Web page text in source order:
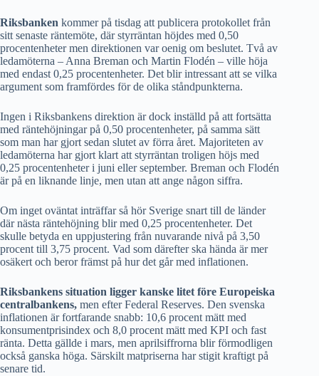
Riksbanken kommer på tisdag att publicera protokollet från
sitt senaste räntemöte, där styrräntan höjdes med 0,50
procentenheter men direktionen var oenig om beslutet. Två av
ledamöterna – Anna Breman och Martin Flodén – ville höja
med endast 0,25 procentenheter. Det blir intressant att se vilka
argument som framfördes för de olika ståndpunkterna.
Ingen i Riksbankens direktion är dock inställd på att fortsätta
med räntehöjningar på 0,50 procentenheter, på samma sätt
som man har gjort sedan slutet av förra året. Majoriteten av
ledamöterna har gjort klart att styrräntan troligen höjs med
0,25 procentenheter i juni eller september. Breman och Flodén
är på en liknande linje, men utan att ange någon siffra.
Om inget oväntat inträffar så hör Sverige snart till de länder
där nästa räntehöjning blir med 0,25 procentenheter. Det
skulle betyda en uppjustering från nuvarande nivå på 3,50
procent till 3,75 procent. Vad som därefter ska hända är mer
osäkert och beror främst på hur det går med inflationen.
Riksbankens situation ligger kanske litet före Europeiska
centralbankens, men efter Federal Reserves. Den svenska
inflationen är fortfarande snabb: 10,6 procent mätt med
konsumentprisindex och 8,0 procent mätt med KPI och fast
ränta. Detta gällde i mars, men aprilsiffrorna blir förmodligen
också ganska höga. Särskilt matpriserna har stigit kraftigt på
senare tid.